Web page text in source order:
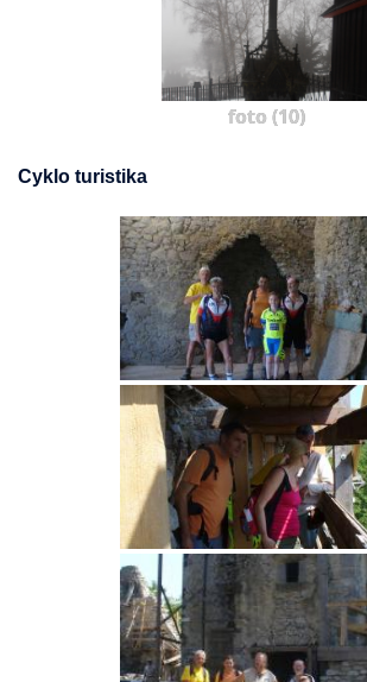
foto (10)
Cyklo turistika